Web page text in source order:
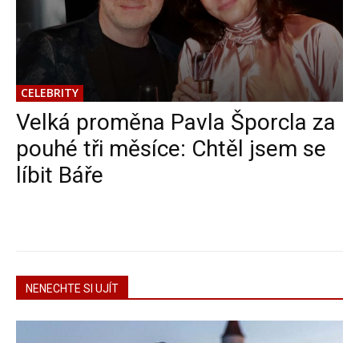
CELEBRITY
Velká proměna Pavla Šporcla za
pouhé tři měsíce: Chtěl jsem se
líbit Báře
NENECHTE SI UJÍT